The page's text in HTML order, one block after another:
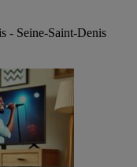
- Seine-Saint-Denis